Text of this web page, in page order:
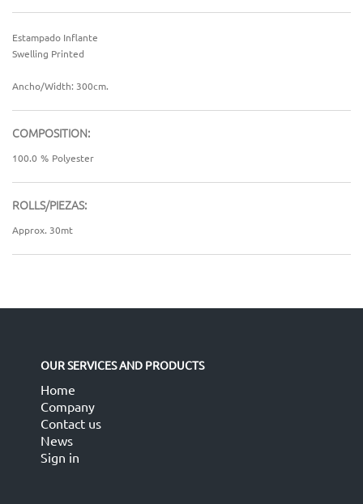
Estampado Inflante
Swelling Printed
Ancho/Width: 300cm.
COMPOSITION:
100.0 % Polyester
ROLLS/PIEZAS:
Approx. 30mt
OUR SERVICES AND PRODUCTS
Home
Company
Contact us
News
Sign in